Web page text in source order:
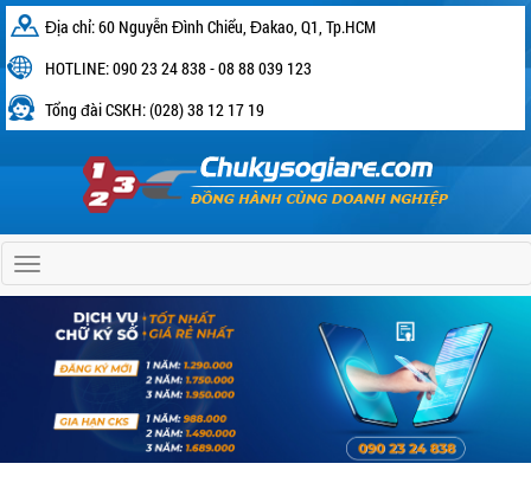
Địa chỉ: 60 Nguyễn Đình Chiểu, Đakao, Q1, Tp.HCM
HOTLINE: 090 23 24 838 - 08 88 039 123
Tổng đài CSKH: (028) 38 12 17 19